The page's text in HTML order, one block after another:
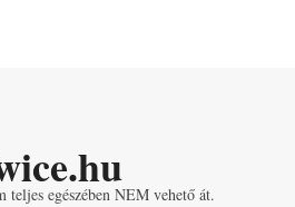
egészében NEM vehető át.